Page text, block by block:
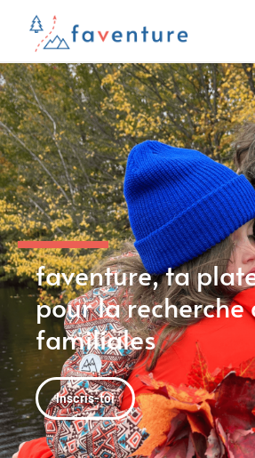
faventure, ta
pour la
familiales
Inscris-toi